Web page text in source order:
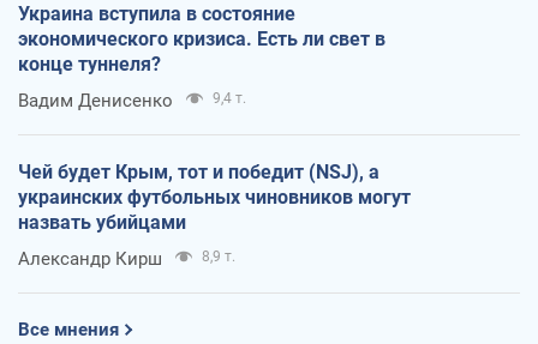
Украина вступила в состояние
экономического кризиса. Есть ли свет в
конце туннеля?
Вадим Денисенко 9,4 т.
Чей будет Крым, тот и победит (NSJ), а
украинских футбольных чиновников могут
назвать убийцами
Александр Кирш 8,9 т.
Все мнения